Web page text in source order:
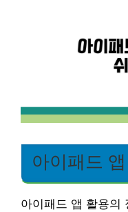
아이패드
아이패드 앱 활용의